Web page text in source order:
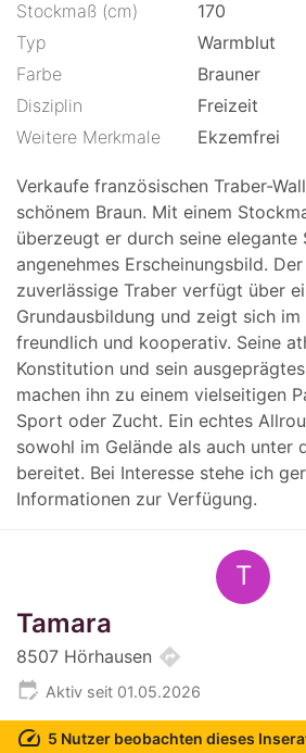
Stockmaß (cm)
170
Typ
Warmblut
Farbe
Brauner
Disziplin
Freizeit
Weitere Merkmale
Ekzemfrei
Verkaufe französischen Traber-
schönem Braun. Mit einem
überzeugt er durch seine elegante
angenehmes Erscheinungsbild.
zuverlässige Traber verfügt über
Grundausbildung und zeigt sich
freundlich und kooperativ. Seine
Konstitution und sein
machen ihn zu einem vielseitigen
Sport oder Zucht. Ein echtes
sowohl im Gelände als auch unter
bereitet. Bei Interesse stehe ich
Informationen zur Verfügung.
T
Tamara
8507 Hörhausen directions
edit_calendar Aktiv seit 01.05.2026
speed 5 Nutzer beobachten dieses